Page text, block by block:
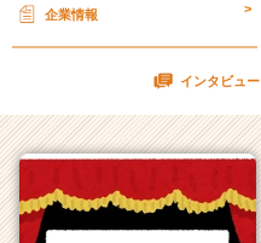
の
タ
ラ
ン
一
企業情報 >
インタビュー